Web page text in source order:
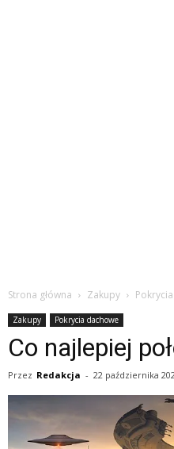
Strona główna Zakupy
Zakupy Pokrycia dachowe
Co najlepiej
Przez Redakcja - 22 października